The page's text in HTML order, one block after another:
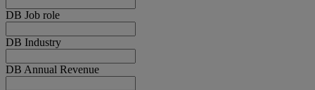
DB Job role
DB Industry
DB Annual Revenue